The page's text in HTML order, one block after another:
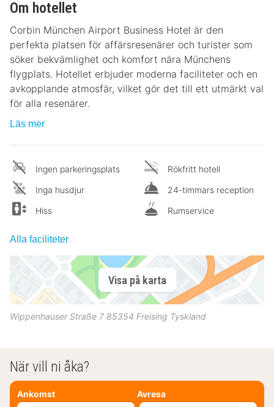
Om hotellet
Corbin München Airport Business Hotel är den
perfekta platsen för affärsresenärer och turister som
söker bekvämlighet och komfort nära Münchens
flygplats. Hotellet erbjuder moderna faciliteter och en
avkopplande atmosfär, vilket gör det till ett utmärkt val
för alla resenärer.
Läs mer
Ingen parkeringsplats
Inga husdjur
Hiss
Rökfritt hotell
24-timmars reception
Rumservice
Alla faciliteter
Visa på karta
Wippenhauser Straße 7 85354 Freising Tyskland
När vill ni åka?
Ankomst Avresa